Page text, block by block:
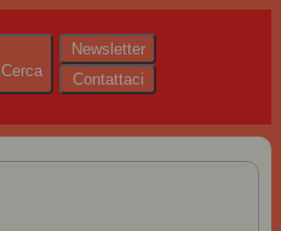
Cerca
Newsletter
Contattaci